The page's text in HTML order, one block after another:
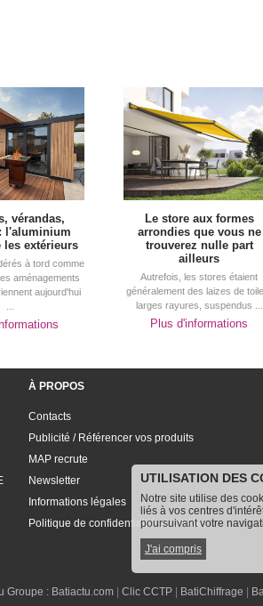
vérandas,
l'aluminium
les extérieurs
à tord comme
aménagements
aujourd'hui
Le store aux formes
arrondies que vous ne
trouverez nulle part
ailleurs
Autrefois, les stores étaient
généralement des laizes de
larges rayures, suspendus ...
Plus d'informations
À PROPOS
Contacts
Publicité / Référencer vos produits
MAP recrute
Newsletter
Informations légales
Politique de confidentialité et cookies
Groupe : Batiactu.com | Clic CCTP | BatiChiffrage
UTILISATION DES
Notre site utilise des
liés à vos centres
poursuivant votre
J'ai compris